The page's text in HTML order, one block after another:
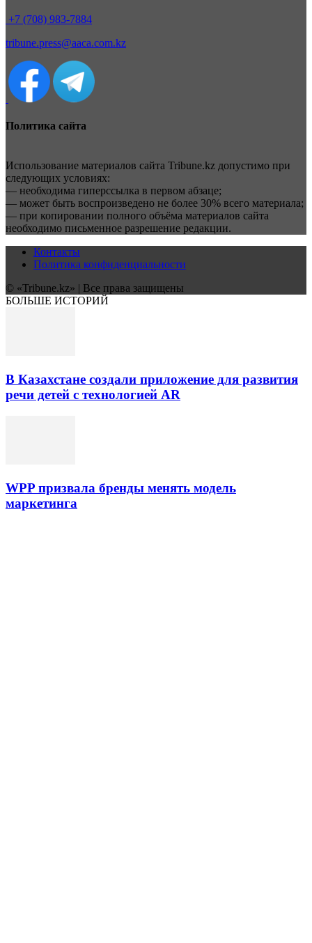
+7 (708) 983-7884
tribune.press@aaca.com.kz
Политика сайта
Использование материалов сайта Tribune.kz допустимо при
следующих условиях:
— необходима гиперссылка в первом абзаце;
— может быть воспроизведено не более 30% всего материала;
— при копировании полного объёма материалов сайта
необходимо письменное разрешение редакции.
Контакты
Политика конфиденциальности
© «Tribune.kz» | Все права защищены
БОЛЬШЕ ИСТОРИЙ
В Казахстане создали приложение для развития
речи детей с технологией AR
WPP призвала бренды менять модель
маркетинга